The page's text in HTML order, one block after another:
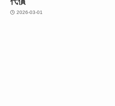
2026-03-01